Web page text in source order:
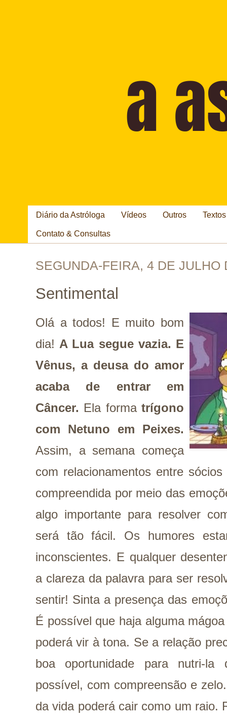
Diário da Astróloga Vídeos Outros
Contato & Consultas
SEGUNDA-FEIRA, 4 DE JULHO
Sentimental
Olá a todos! E muito bom
dia! A Lua segue vazia. E
Vênus, a deusa do amor
acaba de entrar em
Câncer. Ela forma trígono
com Netuno em Peixes.
Assim, a semana começa
com relacionamentos entre
compreendida por meio das
algo importante para resolver
será tão fácil. Os humores
inconscientes. E qualquer
a clareza da palavra para ser
sentir! Sinta a presença das
É possível que haja alguma
poderá vir à tona. Se a relação
boa oportunidade para nutri-la
possível, com compreensão e
da vida poderá cair como um raio.